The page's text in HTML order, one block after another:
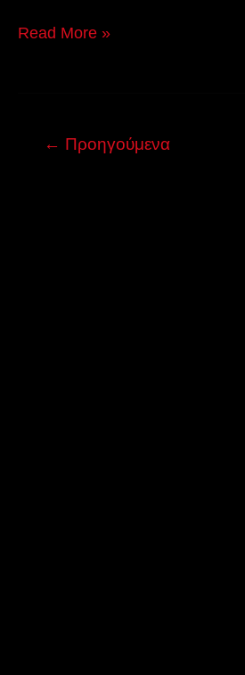
Read More »
← Προηγούμενα